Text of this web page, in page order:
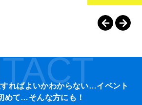
ればよいかわからない…イベント
めて…そんな方にも！